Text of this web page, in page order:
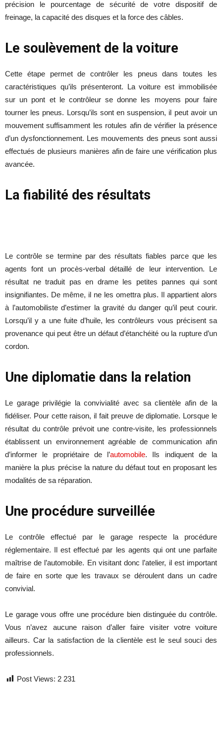
précision le pourcentage de sécurité de votre dispositif de
freinage, la capacité des disques et la force des câbles.
Le soulèvement de la voiture
Cette étape permet de contrôler les pneus dans toutes les
caractéristiques qu’ils présenteront. La voiture est immobilisée
sur un pont et le contrôleur se donne les moyens pour faire
tourner les pneus. Lorsqu’ils sont en suspension, il peut avoir un
mouvement suffisamment les rotules afin de vérifier la présence
d’un dysfonctionnement. Les mouvements des pneus sont aussi
effectués de plusieurs manières afin de faire une vérification plus
avancée.
La fiabilité des résultats
Le contrôle se termine par des résultats fiables parce que les
agents font un procès-verbal détaillé de leur intervention. Le
résultat ne traduit pas en drame les petites pannes qui sont
insignifiantes. De même, il ne les omettra plus. Il appartient alors
à l’automobiliste d’estimer la gravité du danger qu’il peut courir.
Lorsqu’il y a une fuite d’huile, les contrôleurs vous précisent sa
provenance qui peut être un défaut d’étanchéité ou la rupture d’un
cordon.
Une diplomatie dans la relation
Le garage privilégie la convivialité avec sa clientèle afin de la
fidéliser. Pour cette raison, il fait preuve de diplomatie. Lorsque le
résultat du contrôle prévoit une contre-visite, les professionnels
établissent un environnement agréable de communication afin
d’informer le propriétaire de l’automobile. Ils indiquent de la
manière la plus précise la nature du défaut tout en proposant les
modalités de sa réparation.
Une procédure surveillée
Le contrôle effectué par le garage respecte la procédure
réglementaire. Il est effectué par les agents qui ont une parfaite
maîtrise de l’automobile. En visitant donc l’atelier, il est important
de faire en sorte que les travaux se déroulent dans un cadre
convivial.
Le garage vous offre une procédure bien distinguée du contrôle.
Vous n’avez aucune raison d’aller faire visiter votre voiture
ailleurs. Car la satisfaction de la clientèle est le seul souci des
professionnels.
Post Views: 2 231